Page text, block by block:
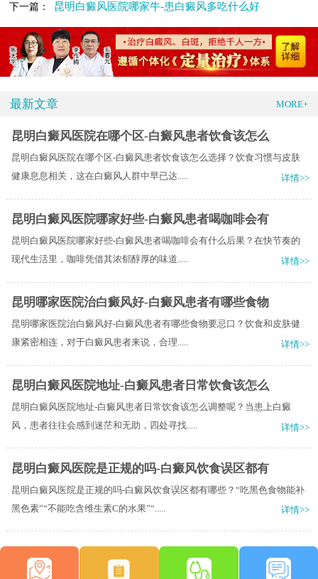
下一篇： 昆明白癜风医院哪家牛-患白癜风多吃什么好
最新文章 MORE+
昆明白癜风医院在哪个区-白癜风患者饮食该怎么
昆明白癜风医院在哪个区-白癜风患者饮食该怎么选择？饮食习惯与皮肤
健康息息相关，这在白癜风人群中早已达.....
详情>>
昆明白癜风医院哪家好些-白癜风患者喝咖啡会有
昆明白癜风医院哪家好些-白癜风患者喝咖啡会有什么后果？在快节奏的
现代生活里，咖啡凭借其浓郁醇厚的味道.....
详情>>
昆明哪家医院治白癜风好-白癜风患者有哪些食物
昆明哪家医院治白癜风好-白癜风患者有哪些食物要忌口？饮食和皮肤健
康紧密相连，对于白癜风患者来说，合理.....
详情>>
昆明白癜风医院地址-白癜风患者日常饮食该怎么
昆明白癜风医院地址-白癜风患者日常饮食该怎么调整呢？当患上白癜
风，患者往往会感到迷茫和无助，四处寻找.....
详情>>
昆明白癜风医院是正规的吗-白癜风饮食误区都有
昆明白癜风医院是正规的吗-白癜风饮食误区都有哪些？“吃黑色食物能补
黑色素”“不能吃含维生素C的水果”“.....
详情>>